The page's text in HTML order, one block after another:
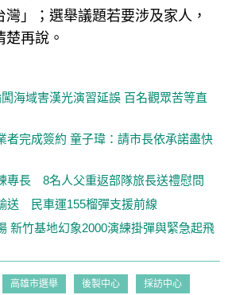
灣」；選舉議題若要涉及家人，
再說。
海域害漢光演習延誤 百名觀眾苦等直
者完成簽約 童子瑋：請市長依承諾盡快
專長 8名人父重返部隊旅長送禮慰問
送 民車運155榴彈支援前線
新竹基地幻象2000演練掛彈與緊急起飛
高雄市選舉 後製中心 採訪中心